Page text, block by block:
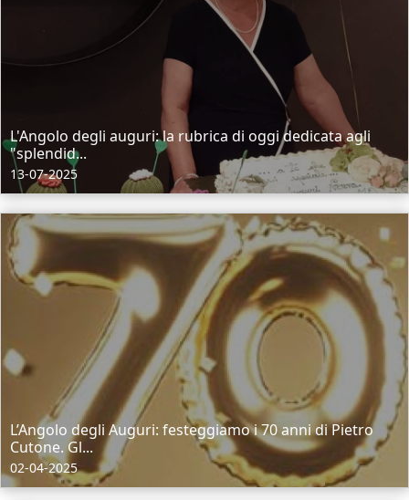
L'Angolo degli auguri: la rubrica di oggi dedicata agli
"splendid...
13-07-2025
L’Angolo degli Auguri: festeggiamo i 70 anni di Pietro
Cutone. Gl...
02-04-2025